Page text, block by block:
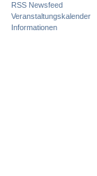
RSS Newsfeed
Veranstaltungskalender
Informationen